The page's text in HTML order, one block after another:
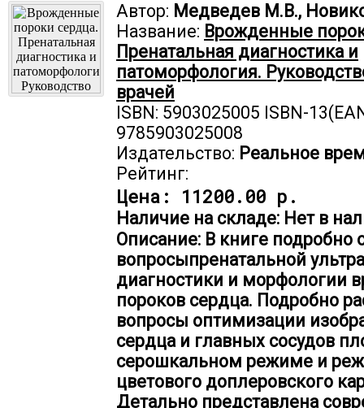
Автор: Медведев М.В.,
Название: Врожденные
Пренатальная диагностика и
патоморфология.
врачей
ISBN: 5903025005 ISBN-
9785903025008
Издательство: Реальное
Рейтинг:
Цена: 11200.00 р.
Наличие на складе: Нет в
Описание: В книге
вопросыпренатальной
диагностики и морфологии
пороков сердца. Подробно
вопросы оптимизации
сердца и главных сосудов
серошкальном режиме и
цветового доплеровского
Детально представлена